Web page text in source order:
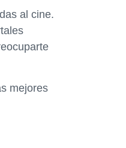
al cine.
mejores